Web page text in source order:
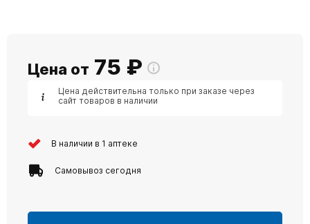
Цена от 75 ₽
Цена действительна только при заказе через
сайт товаров в наличии
В наличии в 1 аптеке
Самовывоз сегодня